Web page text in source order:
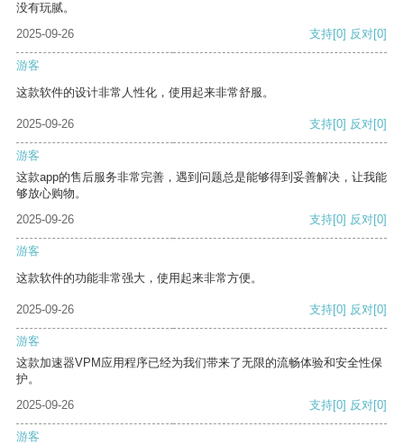
没有玩腻。
2025-09-26
支持[0] 反对[0]
游客
这款软件的设计非常人性化，使用起来非常舒服。
2025-09-26 支持[0] 反对[0]
游客
这款app的售后服务非常完善，遇到问题总是能够得到妥善解决，让我能
够放心购物。
2025-09-26
支持[0] 反对[0]
游客
这款软件的功能非常强大，使用起来非常方便。
2025-09-26 支持[0] 反对[0]
游客
这款加速器VPM应用程序已经为我们带来了无限的流畅体验和安全性保
护。
2025-09-26
支持[0] 反对[0]
游客